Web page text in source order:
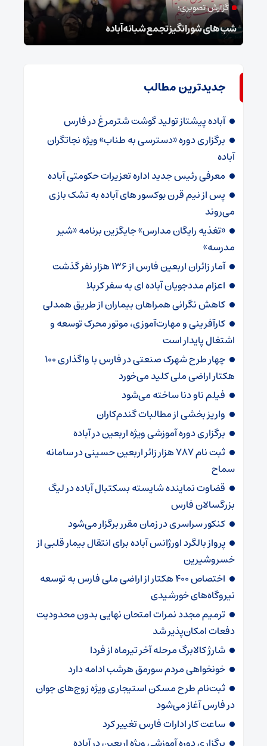
گزارش تصویری؛
شب‌های شورانگیز تجمع شبانه آباده
جدیدترین مطالب
آباده پیشتاز تولید گوشت شترمرغ در فارس
برگزاری دوره «دسترسی به طناب» ویژه نجاتگران
آباده
معرفی رئیس جدید اداره تعزیرات حکومتی آباده
پس از نیم قرن بوکسور های آباده به تشک بازی
می‌روند
«تغذیه رایگان مدارس» جایگزین برنامه «شیر
مدرسه»
آمار زائران اربعین فارس از ۱۳۶ هزار نفر گذشت
اعزام مددجویان آباده ای به سفر کربلا
کاهش نگرانی همراهان بیماران از طریق همدلی
کارآفرینی و مهارت‌آموزی، موتور محرک توسعه و
اشتغال پایدار است
چهار طرح شهرک صنعتی در فارس با واگذاری ۱۰۰
هکتار اراضی ملی کلید می‌خورد
فیلم ناو دنا ساخته‌ می‌شود
واریز بخشی از مطالبات گندم‌کاران
برگزاری دوره آموزشی ویژه اربعین در آباده
ثبت نام ۷۸۷ هزار زائر اربعین حسینی در سامانه
سماح
قضاوت نماینده شایسته بسکتبال آباده در لیگ
بزرگسالان فارس
کنکور سراسری در زمان مقرر برگزار می‌شود
پرواز بالگرد اورژانس آباده برای انتقال بیمار قلبی از
خسروشیرین
اختصاص ۴۰۰ هکتار از اراضی ملی فارس به توسعه
نیروگاه‌های خورشیدی
ترمیم مجدد نمرات امتحان نهایی بدون محدودیت
دفعات امکان‌پذیر شد
شارژ کالابرگ‌ مرحله آخر تیرماه از فردا
خونخواهی مردم سورمق هرشب ادامه دارد
ثبت‌نام طرح مسکن استیجاری ویژه زوج‌های جوان
در فارس آغاز می‌شود
ساعت کار ادارات فارس تغییر کرد